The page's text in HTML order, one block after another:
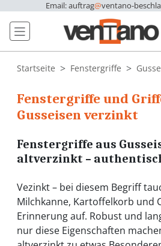
Email: auftrag@ventano-
Startseite Fenstergriffe
Fenstergriffe und
Gusseisen verzinkt
Fenstergriffe aus
altverzinkt –
Vezinkt – bei diesem Begriff
Milchkanne, Kartoffelkorb und
Erinnerung auf. Robust und
nur diese Eigenschaften